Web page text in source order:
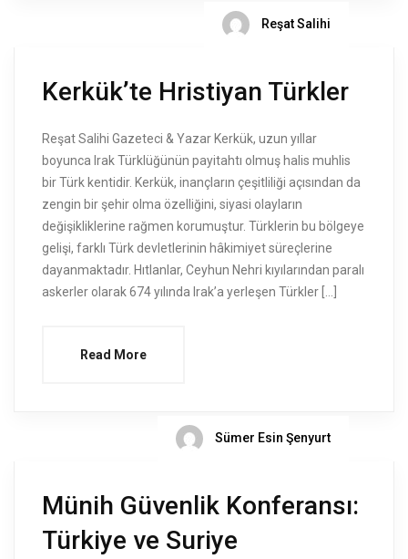
Reşat Salihi
Kerkük’te Hristiyan Türkler
Reşat Salihi Gazeteci & Yazar Kerkük, uzun yıllar
boyunca Irak Türklüğünün payitahtı olmuş halis muhlis
bir Türk kentidir. Kerkük, inançların çeşitliliği açısından da
zengin bir şehir olma özelliğini, siyasi olayların
değişikliklerine rağmen korumuştur. Türklerin bu bölgeye
gelişi, farklı Türk devletlerinin hâkimiyet süreçlerine
dayanmaktadır. Hıtlanlar, Ceyhun Nehri kıyılarından paralı
askerler olarak 674 yılında Irak’a yerleşen Türkler […]
Read More
Sümer Esin Şenyurt
Münih Güvenlik Konferansı:
Türkiye ve Suriye